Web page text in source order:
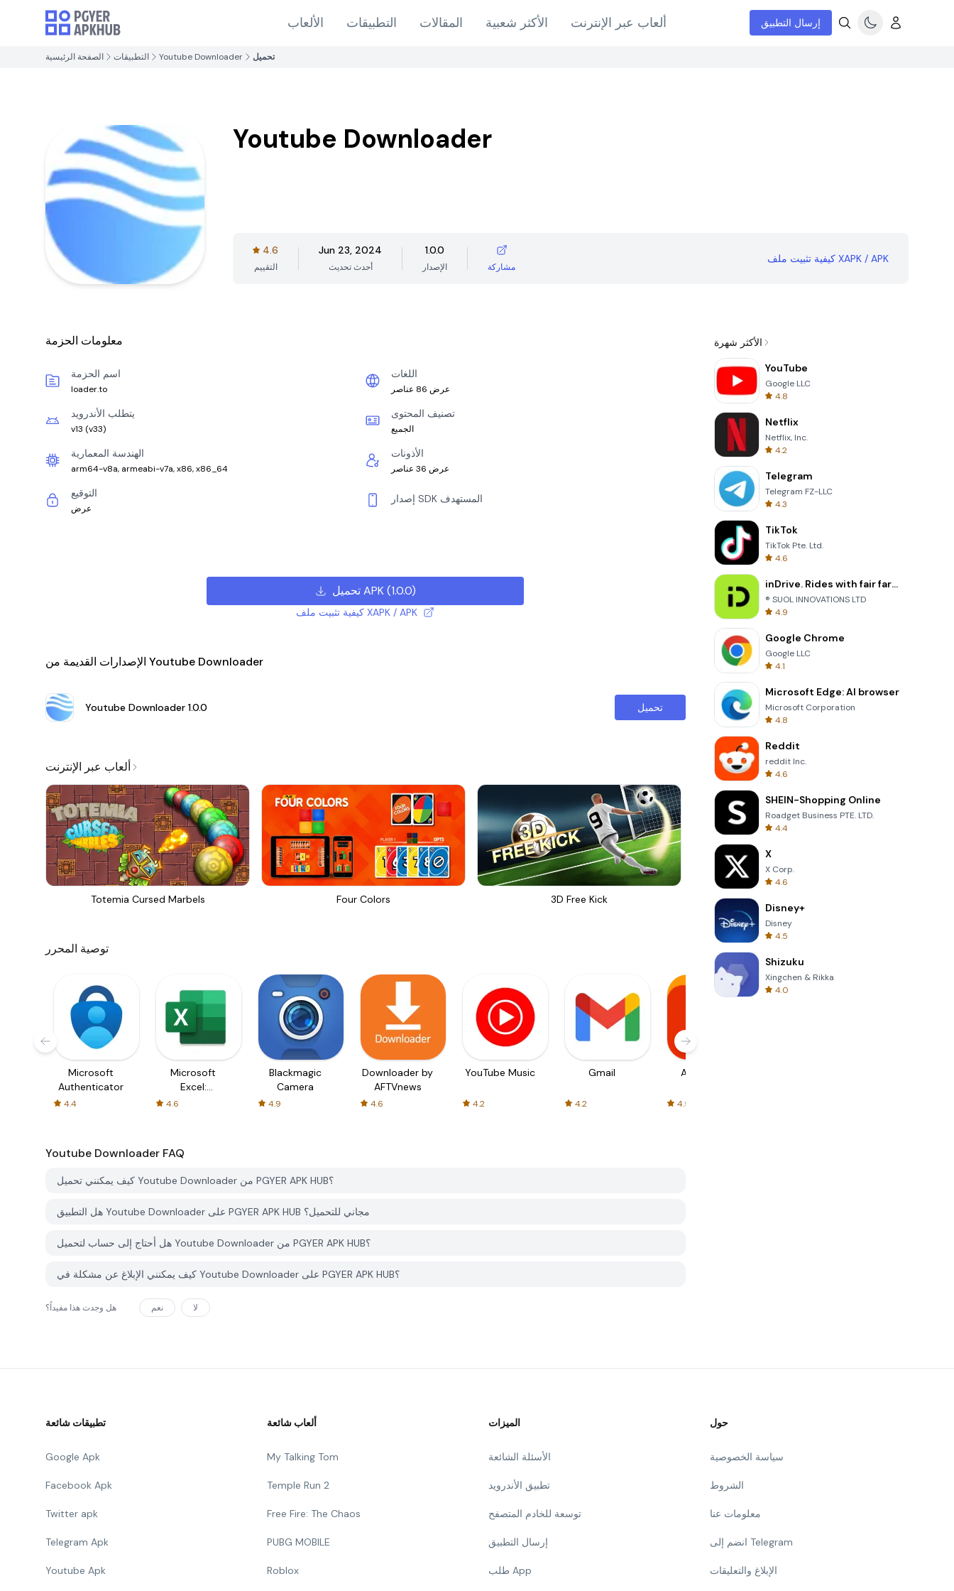
الألعاب التطبيقات المقالات الأكثر شعبية ألعاب عبر الإنترنت إرسال التطبيق
الصفحة الرئيسية التطبيقات Youtube Downloader تحميل
Youtube Downloader
4.6
التقييم
Jun 23, 2024
أحدث تحديث
1.0.0
الإصدار مشاركة
كيفية تثبيت ملف XAPK / APK
معلومات الحزمة
اسم الحزمة
loader.to
اللغات
عرض 86 عناصر
يتطلب الأندرويد
v13 (v33)
تصنيف المحتوى
الجميع
الهندسة المعمارية
arm64-v8a, armeabi-v7a, x86, x86_64
الأذونات
عرض 36 عناصر
التوقيع
عرض
إصدار SDK المستهدف
تحميل APK(1.0.0)
كيفية تثبيت ملف XAPK / APK
الإصدارات القديمة من Youtube Downloader
Youtube Downloader 1.0.0 تحميل
ألعاب عبر الإنترنت
Totemia Cursed Marbels Four Colors 3D Free Kick Solitaire Klondike
توصية المحرر
Microsoft
Authenticator
4.4
Microsoft
Excel:
Spreadsheets
4.6
Blackmagic
Camera
4.9
Downloader by
AFTVnews
4.6
YouTube Music
4.2
Gmail
4.2
AliExpress
4.5
Youtube Downloader FAQ
كيف يمكنني تحميل Youtube Downloader من PGYER APK HUB؟
هل التطبيق Youtube Downloader على PGYER APK HUB مجاني للتحميل؟
هل أحتاج إلى حساب لتحميل Youtube Downloader من PGYER APK HUB؟
كيف يمكنني الإبلاغ عن مشكلة في Youtube Downloader على PGYER APK HUB؟
هل وجدت هذا مفيداً؟ نعم لا
الأكثر شهرة
YouTube
Google LLC
4.8
Netflix
Netflix, Inc.
4.2
Telegram
Telegram FZ-LLC
4.3
TikTok
TikTok Pte. Ltd.
4.6
inDrive. Rides with fair fares
® SUOL INNOVATIONS LTD
4.9
Google Chrome
Google LLC
4.1
Microsoft Edge: AI browser
Microsoft Corporation
4.8
Reddit
reddit Inc.
4.6
SHEIN-Shopping Online
Roadget Business PTE. LTD.
4.4
X
X Corp.
4.6
Disney+
Disney
4.5
Shizuku
Xingchen & Rikka
4.0
تطبيقات شائعة
Google Apk
Facebook Apk
Twitter apk
Telegram Apk
Youtube Apk
ألعاب شائعة
My Talking Tom
Temple Run 2
Free Fire: The Chaos
PUBG MOBILE
Roblox
الميزات
الأسئلة الشائعة
تطبيق الأندرويد
توسعة للخادم المتصفح
إرسال التطبيق
طلب App
حول
سياسة الخصوصية
الشروط
معلومات عنا
انضم إلى Telegram
الإبلاغ والتعليقات